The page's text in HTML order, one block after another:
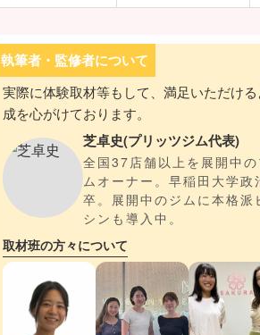
執筆者・監修者について
実際に体験取材等もして、満足いただけ
成を心がけております。
芝卓史(プリッツジム代表)
全国37店舗以上を展開中
ムオーナー。早稲田大学政
卒。展開中のジムに本格派
シンも導入中。
取材班の方々について